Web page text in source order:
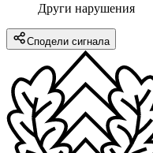
Други нарушения
Сподели сигнала